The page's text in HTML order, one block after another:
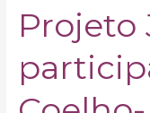
Projeto
Projeto
Juntos
participa
5K